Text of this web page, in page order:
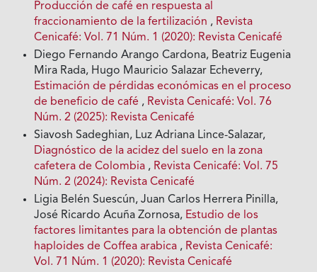
Producción de café en respuesta al
fraccionamiento de la fertilización , Revista
Cenicafé: Vol. 71 Núm. 1 (2020): Revista Cenicafé
Diego Fernando Arango Cardona, Beatriz Eugenia
Mira Rada, Hugo Mauricio Salazar Echeverry,
Estimación de pérdidas económicas en el proceso
de beneficio de café , Revista Cenicafé: Vol. 76
Núm. 2 (2025): Revista Cenicafé
Siavosh Sadeghian, Luz Adriana Lince-Salazar,
Diagnóstico de la acidez del suelo en la zona
cafetera de Colombia , Revista Cenicafé: Vol. 75
Núm. 2 (2024): Revista Cenicafé
Ligia Belén Suescún, Juan Carlos Herrera Pinilla,
José Ricardo Acuña Zornosa, Estudio de los
factores limitantes para la obtención de plantas
haploides de Coffea arabica , Revista Cenicafé:
Vol. 71 Núm. 1 (2020): Revista Cenicafé